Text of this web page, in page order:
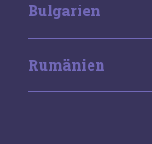
Bulgarien
Rumänien